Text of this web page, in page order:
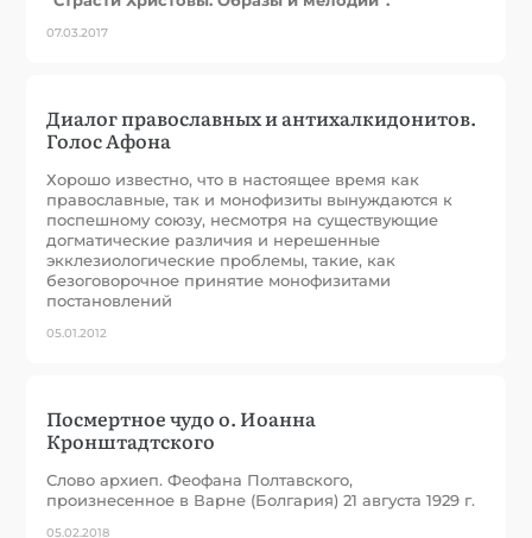
07.03.2017
Диалог православных и антихалкидонитов.
Голос Афона
Хорошо известно, что в настоящее время как
православные, так и монофизиты вынуждаются к
поспешному союзу, несмотря на существующие
догматические различия и нерешенные
экклезиологические проблемы, такие, как
безоговорочное принятие монофизитами
постановлений
05.01.2012
Посмертное чудо о. Иоанна
Кронштадтского
Слово архиеп. Феофана Полтавского,
произнесенное в Варне (Болгария) 21 августа 1929 г.
05.02.2018